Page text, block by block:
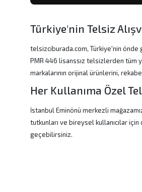
Türkiye'nin Telsiz
telsizciburada.com, Türkiye'nin
PMR 446 lisanssız telsizlerden tüm
markalarının orijinal ürünlerini,
Her Kullanıma Özel
İstanbul Eminönü merkezli
tutkunları ve bireysel kullanıcılar
geçebilirsiniz.